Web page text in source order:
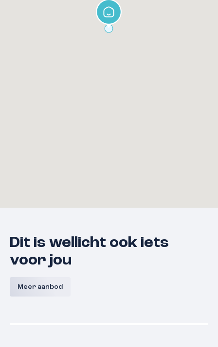
Dit is wellicht ook iets
voor jou
Meer aanbod
Bouwnummer 9 A,